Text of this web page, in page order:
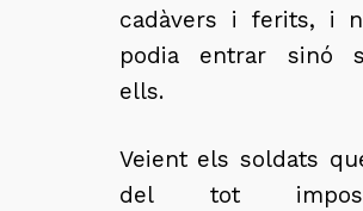
cadàvers i ferits, i
podia entrar sinó
ells.
Veient els soldats
del tot